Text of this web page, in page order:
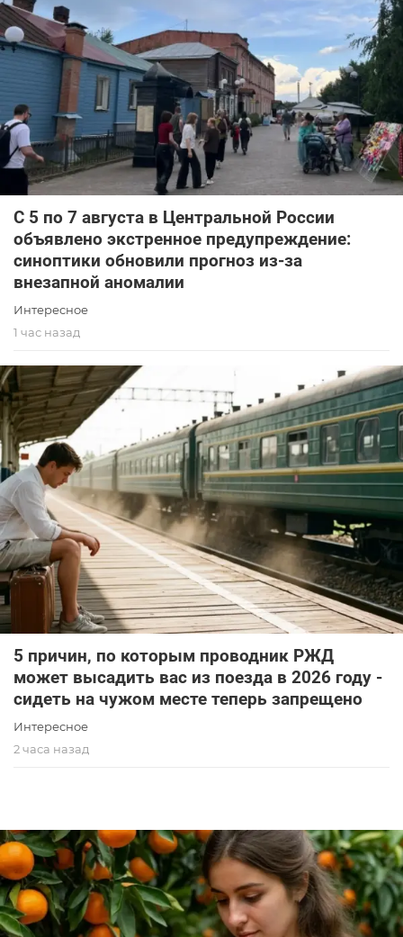
С 5 по 7 августа в Центральной России
объявлено экстренное предупреждение:
синоптики обновили прогноз из-за
внезапной аномалии
Интересное
1 час назад
5 причин, по которым проводник РЖД
может высадить вас из поезда в 2026 году -
сидеть на чужом месте теперь запрещено
Интересное
2 часа назад